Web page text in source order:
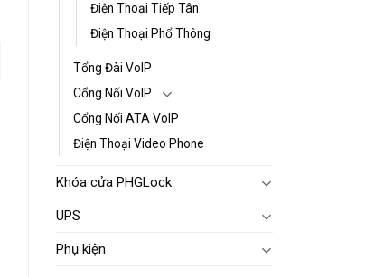
Điện Thoại Tiếp Tân
Điện Thoại Phổ Thông
Tổng Đài VoIP
Cổng Nối VoIP
Cổng Nối ATA VoIP
Điện Thoại Video Phone
Khóa cửa PHGLock
UPS
Phụ kiện